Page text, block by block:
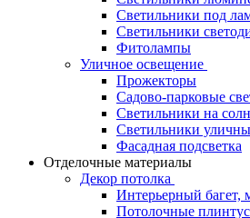
Светильники под
Светильники
Фитолампы
Уличное освещение
Прожекторы
Садово-парковые
Светильники на
Светильники
Фасадная подсветка
Отделочные материалы
Декор потолка
Интерьерный багет,
Потолочные